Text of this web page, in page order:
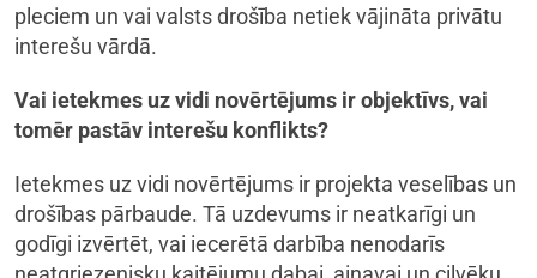
pleciem un vai valsts drošība netiek vājināta privātu
interešu vārdā.
Vai ietekmes uz vidi novērtējums ir objektīvs, vai
tomēr pastāv interešu konflikts?
Ietekmes uz vidi novērtējums ir projekta veselības un
drošības pārbaude. Tā uzdevums ir neatkarīgi un
godīgi izvērtēt, vai iecerētā darbība nenodarīs